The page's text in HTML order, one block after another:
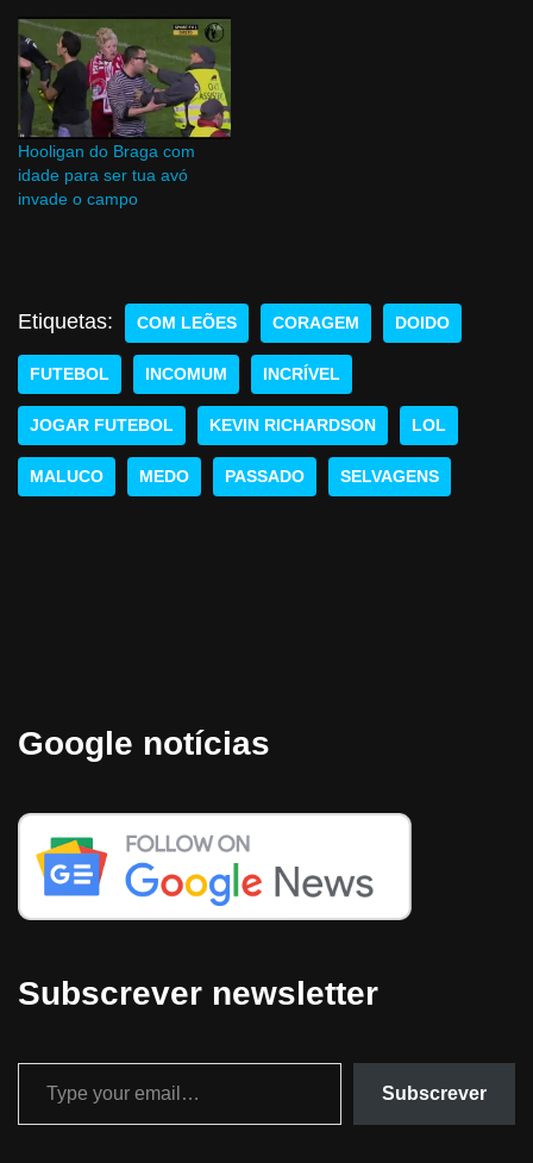
Hooligan do Braga com
idade para ser tua avó
invade o campo
Etiquetas: COM LEÕES CORAGEM DOIDO
FUTEBOL INCOMUM INCRÍVEL
JOGAR FUTEBOL KEVIN RICHARDSON LOL
MALUCO MEDO PASSADO SELVAGENS
Google notícias
Subscrever newsletter
Subscrever